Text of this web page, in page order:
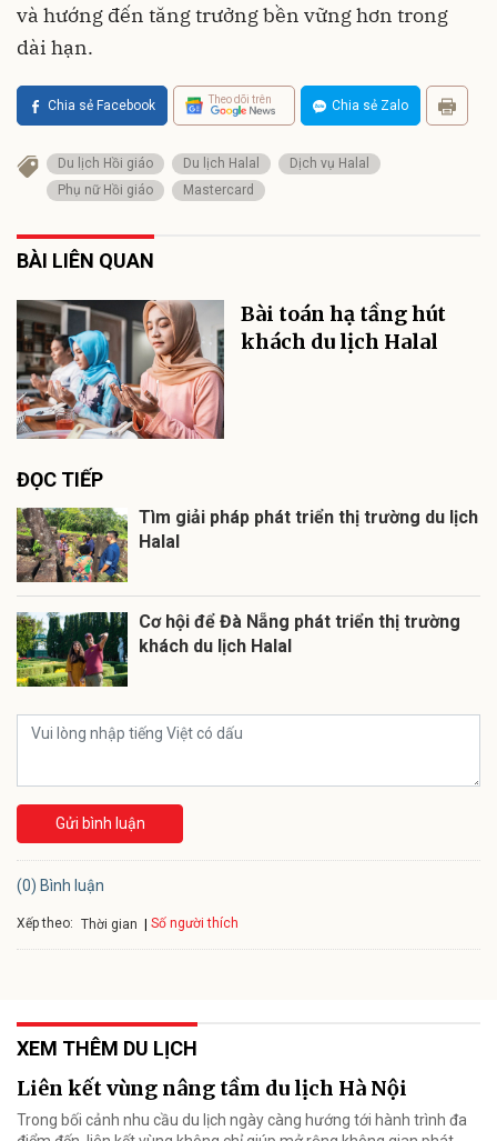
và hướng đến tăng trưởng bền vững hơn trong
dài hạn.
Chia sẻ Facebook Theo dõi trên Chia sẻ Zalo
Du lịch Hồi giáo Du lịch Halal
Dịch vụ Halal
Phụ nữ Hồi giáo
Mastercard
BÀI LIÊN QUAN
Bài toán hạ tầng hút
khách du lịch Halal
ĐỌC TIẾP
Tìm giải pháp phát triển thị trường du lịch
Halal
Cơ hội để Đà Nẵng phát triển thị trường
khách du lịch Halal
Gửi bình luận
(0) Bình luận
Xếp theo: Thời gian Số người thích
XEM THÊM DU LỊCH
Liên kết vùng nâng tầm du lịch Hà Nội
Trong bối cảnh nhu cầu du lịch ngày càng hướng tới hành trình đa